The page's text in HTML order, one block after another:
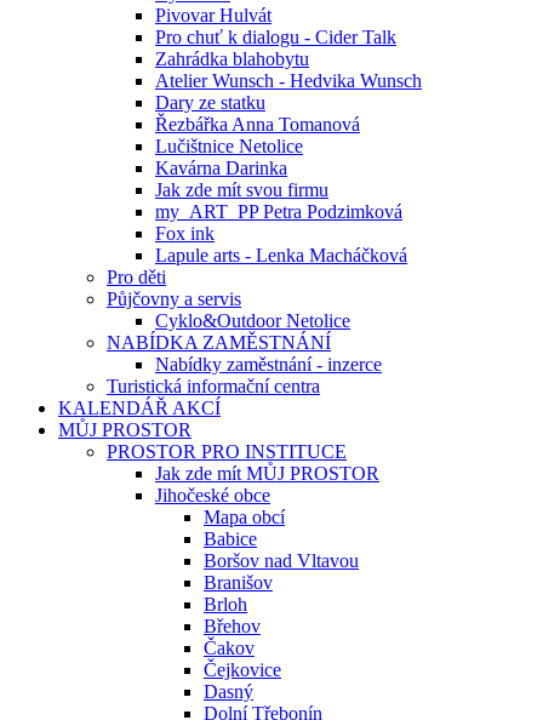
Pivovar Hulvát
Pro chuť k dialogu - Cider Talk
Zahrádka blahobytu
Atelier Wunsch - Hedvika Wunsch
Dary ze statku
Řezbářka Anna Tomanová
Lučištnice Netolice
Kavárna Darinka
Jak zde mít svou firmu
my_ART_PP Petra Podzimková
Fox ink
Lapule arts - Lenka Macháčková
Pro děti
Půjčovny a servis
Cyklo&Outdoor Netolice
NABÍDKA ZAMĚSTNÁNÍ
Nabídky zaměstnání - inzerce
Turistická informační centra
KALENDÁŘ AKCÍ
MŮJ PROSTOR
PROSTOR PRO INSTITUCE
Jak zde mít MŮJ PROSTOR
Jihočeské obce
Mapa obcí
Babice
Boršov nad Vltavou
Branišov
Brloh
Břehov
Čakov
Čejkovice
Dasný
Dolní Třebonín